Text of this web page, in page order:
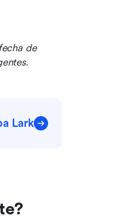
de
Lark